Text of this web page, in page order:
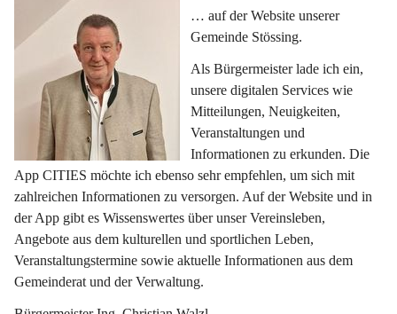
… auf der Website unserer
Gemeinde Stössing.
Als Bürgermeister lade ich ein,
unsere digitalen Services wie
Mitteilungen, Neuigkeiten,
Veranstaltungen und
Informationen zu erkunden. Die
App CITIES möchte ich ebenso sehr empfehlen, um sich mit
zahlreichen Informationen zu versorgen. Auf der Website und in
der App gibt es Wissenswertes über unser Vereinsleben,
Angebote aus dem kulturellen und sportlichen Leben,
Veranstaltungstermine sowie aktuelle Informationen aus dem
Gemeinderat und der Verwaltung.